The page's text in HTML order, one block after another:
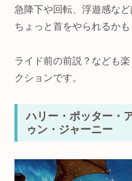
急降下や回転、浮遊感な
ちょっと首をやられるかも
ライド前の前説？なども
クションです。
ハリー・ポッター・
ゥン・ジャーニー